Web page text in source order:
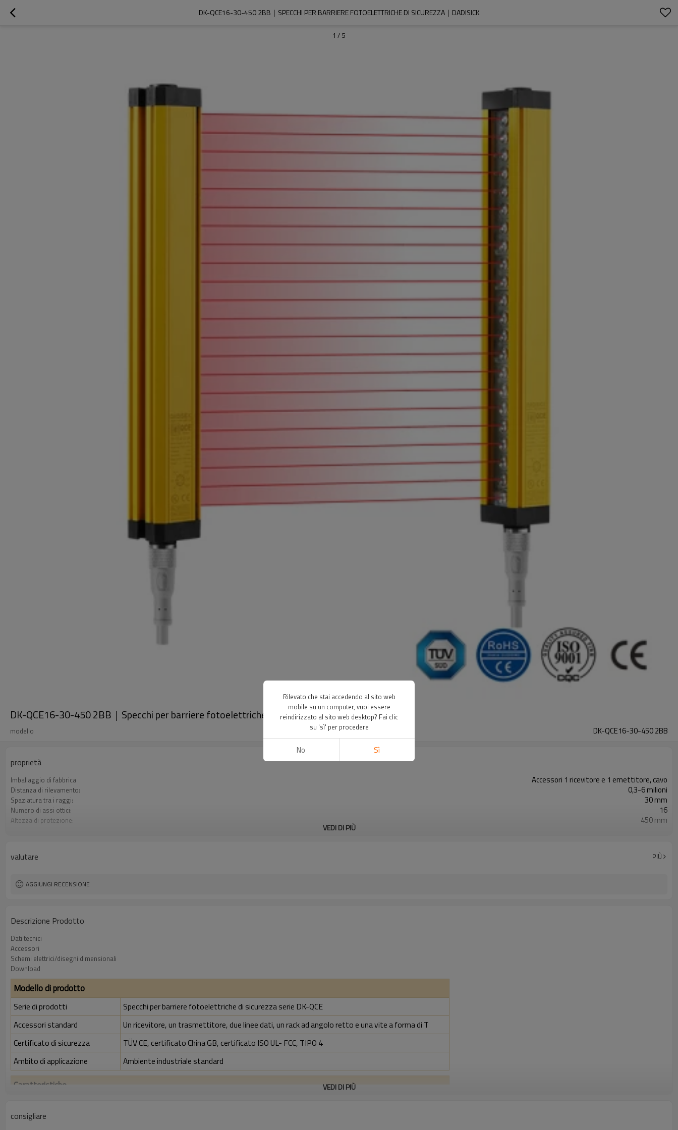
DK-QCE16-30-450 2BB｜SPECCHI PER BARRIERE FOTOELETTRICHE DI SICUREZZA｜DADISICK
1 / 5
DK-QCE16-30-450 2BB｜Specchi per barriere fotoelettriche di sicurezza｜DADISICK
modello DK-QCE16-30-450 2BB
proprietà
Imballaggio di fabbrica Accessori 1 ricevitore e 1 emettitore, cavo
Distanza di rilevamento: 0,3-6 milioni
Spaziatura tra i raggi: 30 mm
Numero di assi ottici: 16
Altezza di protezione: 450 mm
con accessori di montaggio
Certificazione: TUV, UL, CE, RoSH, GB
VEDI DI PIÙ
valutare PIÙ
AGGIUNGI RECENSIONE
Descrizione Prodotto
Dati tecnici
Accessori
Schemi elettrici/disegni dimensionali
Download
Modello di prodotto
Serie di prodotti
Specchi per barriere fotoelettriche di sicurezza serie DK-QCE
Accessori standard
Un ricevitore, un trasmettitore, due linee dati, un rack ad angolo retto e una vite a forma di T
Certificato di sicurezza
TÜV CE, certificato China GB, certificato ISO UL- FCC, TIPO 4
Ambito di applicazione
Ambiente industriale standard
Caratteristiche
Controlla la precisione
VEDI DI PIÙ
consigliare
Rilevato che stai accedendo al sito web
mobile su un computer, vuoi essere
reindirizzato al sito web desktop? Fai clic
su 'sì' per procedere
No Sì